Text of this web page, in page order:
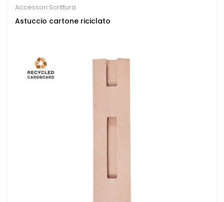
Accessori Scrittura
Astuccio cartone riciclato